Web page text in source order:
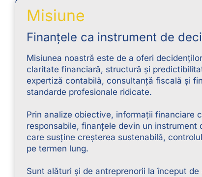
Misiune
Finanțele ca instrument de
Misiunea noastră este de a oferi
claritate financiară, structură și
expertiză contabilă, consultanță fiscală și
standarde profesionale ridicate.
Prin analize obiective, informații financiare
responsabile, finanțele devin un instrument
care susține creșterea sustenabilă,
pe termen lung.
Sunt alături și de antreprenorii la început